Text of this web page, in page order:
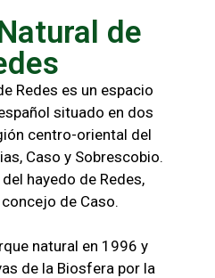
de
Redes es un espacio
situado en dos
centro-oriental del
Caso y Sobrescobio.
hayedo de Redes,
de Caso.
natural en 1996 y
de la Biosfera por la